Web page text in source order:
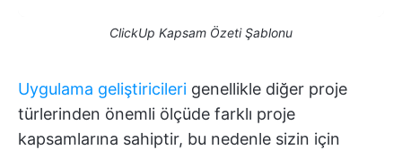
ClickUp Kapsam Özeti Şablonu
Uygulama geliştiricileri genellikle diğer proje
türlerinden önemli ölçüde farklı proje
kapsamlarına sahiptir, bu nedenle sizin için